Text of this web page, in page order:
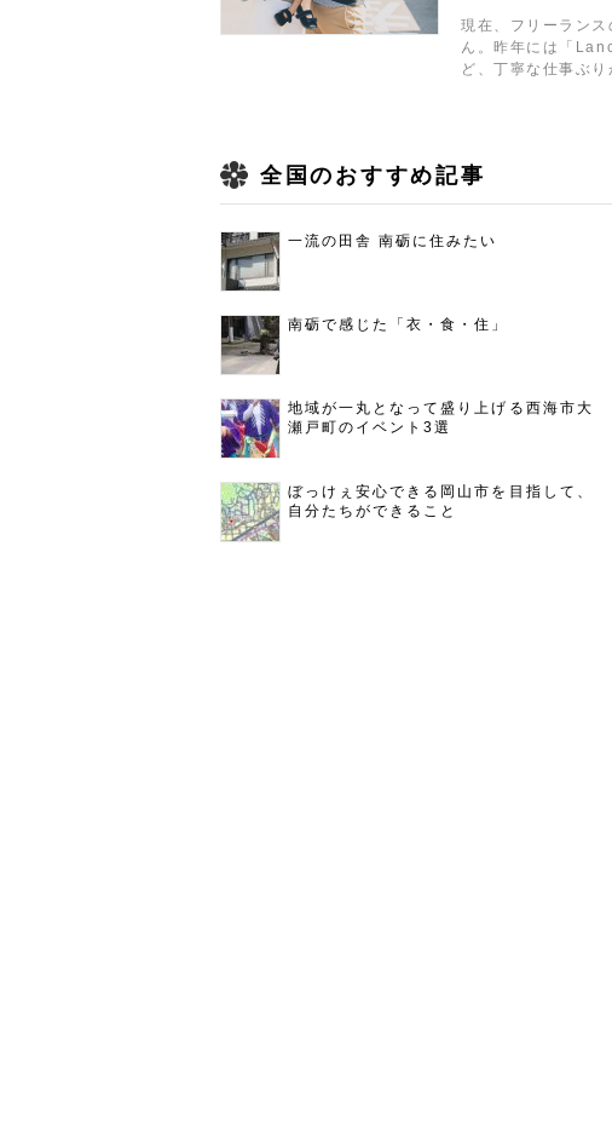
現在、フリーラン
ん。昨年には「
ど、丁寧な仕事ぶ
全国のおすすめ記事
一流の田舎 南砺に住みたい
南砺で感じた「衣・食・住」
地域が一丸となって盛り上げる西海市大
瀬戸町のイベント3選
ぼっけぇ安心できる岡山市を目指して、
自分たちができること